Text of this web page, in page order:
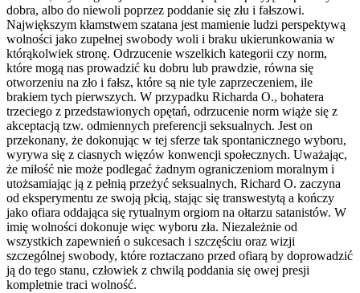
dobra, albo do niewoli poprzez poddanie się złu i fałszowi.
Największym kłamstwem szatana jest mamienie ludzi perspektywą
wolności jako zupełnej swobody woli i braku ukierunkowania w
którąkolwiek stronę. Odrzucenie wszelkich kategorii czy norm,
które mogą nas prowadzić ku dobru lub prawdzie, równa się
otworzeniu na zło i fałsz, które są nie tyle zaprzeczeniem, ile
brakiem tych pierwszych. W przypadku Richarda O., bohatera
trzeciego z przedstawionych opętań, odrzucenie norm wiąże się z
akceptacją tzw. odmiennych preferencji seksualnych. Jest on
przekonany, że dokonując w tej sferze tak spontanicznego wyboru,
wyrywa się z ciasnych więzów konwencji społecznych. Uważając,
że miłość nie może podlegać żadnym ograniczeniom moralnym i
utożsamiając ją z pełnią przeżyć seksualnych, Richard O. zaczyna
od eksperymentu ze swoją płcią, stając się transwestytą a kończy
jako ofiara oddająca się rytualnym orgiom na ołtarzu satanistów. W
imię wolności dokonuje więc wyboru zła. Niezależnie od
wszystkich zapewnień o sukcesach i szczęściu oraz wizji
szczególnej swobody, które roztaczano przed ofiarą by doprowadzić
ją do tego stanu, człowiek z chwilą poddania się owej presji
kompletnie traci wolność.